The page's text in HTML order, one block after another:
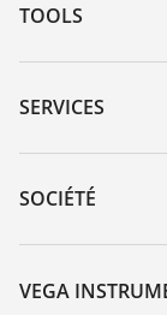
TOOLS
Téléchargements
Recherche par
DTM Collection/
SERVICES
Retour d'appareil
Service client
Liste des
SOCIÉTÉ
À propos de VEGA
Contact
VEGA